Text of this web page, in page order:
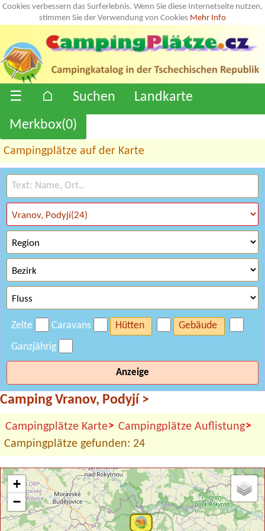
Cookies verbessern das Surferlebnis. Wenn Sie diese Internetseite nutzen,
stimmen Sie der Verwendung von Cookies Mehr Info
☰ ⌂ Suchen
Landkarte
Merkbox(0)
Campingplätze auf der Karte
Zelte Caravans Hütten
Gebäude
Ganzjährig
Anzeige
Camping Vranov, Podyjí >
Campingplätze Karte> Campingplätze Auflistung>
Campingplätze gefunden: 24
+
−